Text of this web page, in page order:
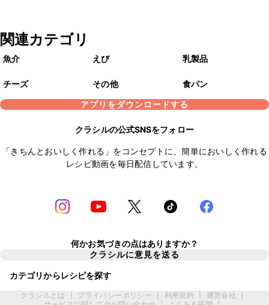
関連カテゴリ
魚介 えび 乳製品
チーズ その他
食パン
アプリをダウンロードする
クラシルの公式SNSをフォロー
「きちんとおいしく作れる」をコンセプトに、簡単においしく作れる
レシピ動画を毎日配信しています。
何かお気づきの点はありますか？
クラシルに意見を送る
カテゴリからレシピを探す
クラシルとは プライバシーポリシー 利用規約 運営会社